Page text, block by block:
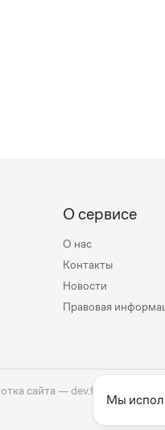
О сервисе
О нас
Контакты
Новости
Правовая
сайта —dev.family
Мы